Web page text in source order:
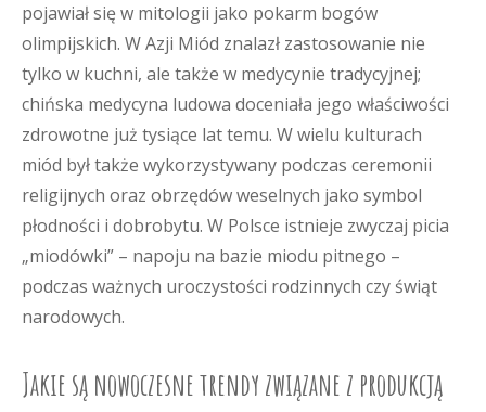
pojawiał się w mitologii jako pokarm bogów
olimpijskich. W Azji Miód znalazł zastosowanie nie
tylko w kuchni, ale także w medycynie tradycyjnej;
chińska medycyna ludowa doceniała jego właściwości
zdrowotne już tysiące lat temu. W wielu kulturach
miód był także wykorzystywany podczas ceremonii
religijnych oraz obrzędów weselnych jako symbol
płodności i dobrobytu. W Polsce istnieje zwyczaj picia
„miodówki” – napoju na bazie miodu pitnego –
podczas ważnych uroczystości rodzinnych czy świąt
narodowych.
Jakie są nowoczesne trendy związane z produkcją